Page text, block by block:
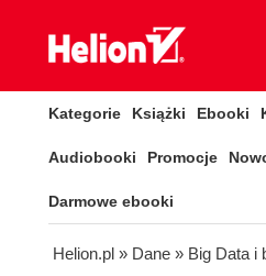
Kategorie Książki Ebooki
Audiobooki Promocje
Darmowe ebooki
Helion.pl » Dane » Big Data i